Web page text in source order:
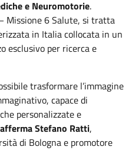
e Neuromotorie.
Missione 6 Salute, si tratta
in Italia collocata in un
esclusivo per ricerca e
trasformare l’immagine
capace di
personalizzate e
afferma Stefano Ratti,
di Bologna e promotore